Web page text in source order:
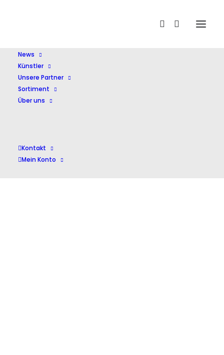
News
Künstler
Unsere Partner
Sortiment
Über uns
Kontakt
Mein Konto